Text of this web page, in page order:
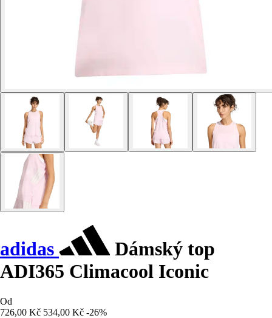
adidas
Dámský top
ADI365 Climacool Iconic
Od
726,00 Kč 534,00 Kč -26%